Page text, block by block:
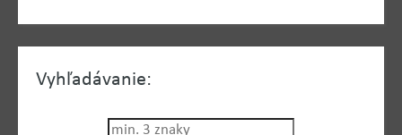
Vyhľadávanie: